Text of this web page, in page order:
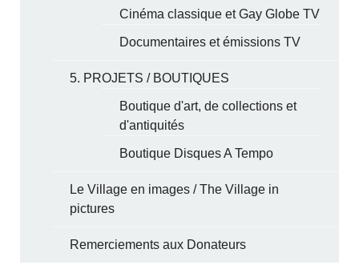
Cinéma classique et Gay Globe TV
Documentaires et émissions TV
5. PROJETS / BOUTIQUES
Boutique d'art, de collections et
d'antiquités
Boutique Disques A Tempo
Le Village en images / The Village in
pictures
Remerciements aux Donateurs